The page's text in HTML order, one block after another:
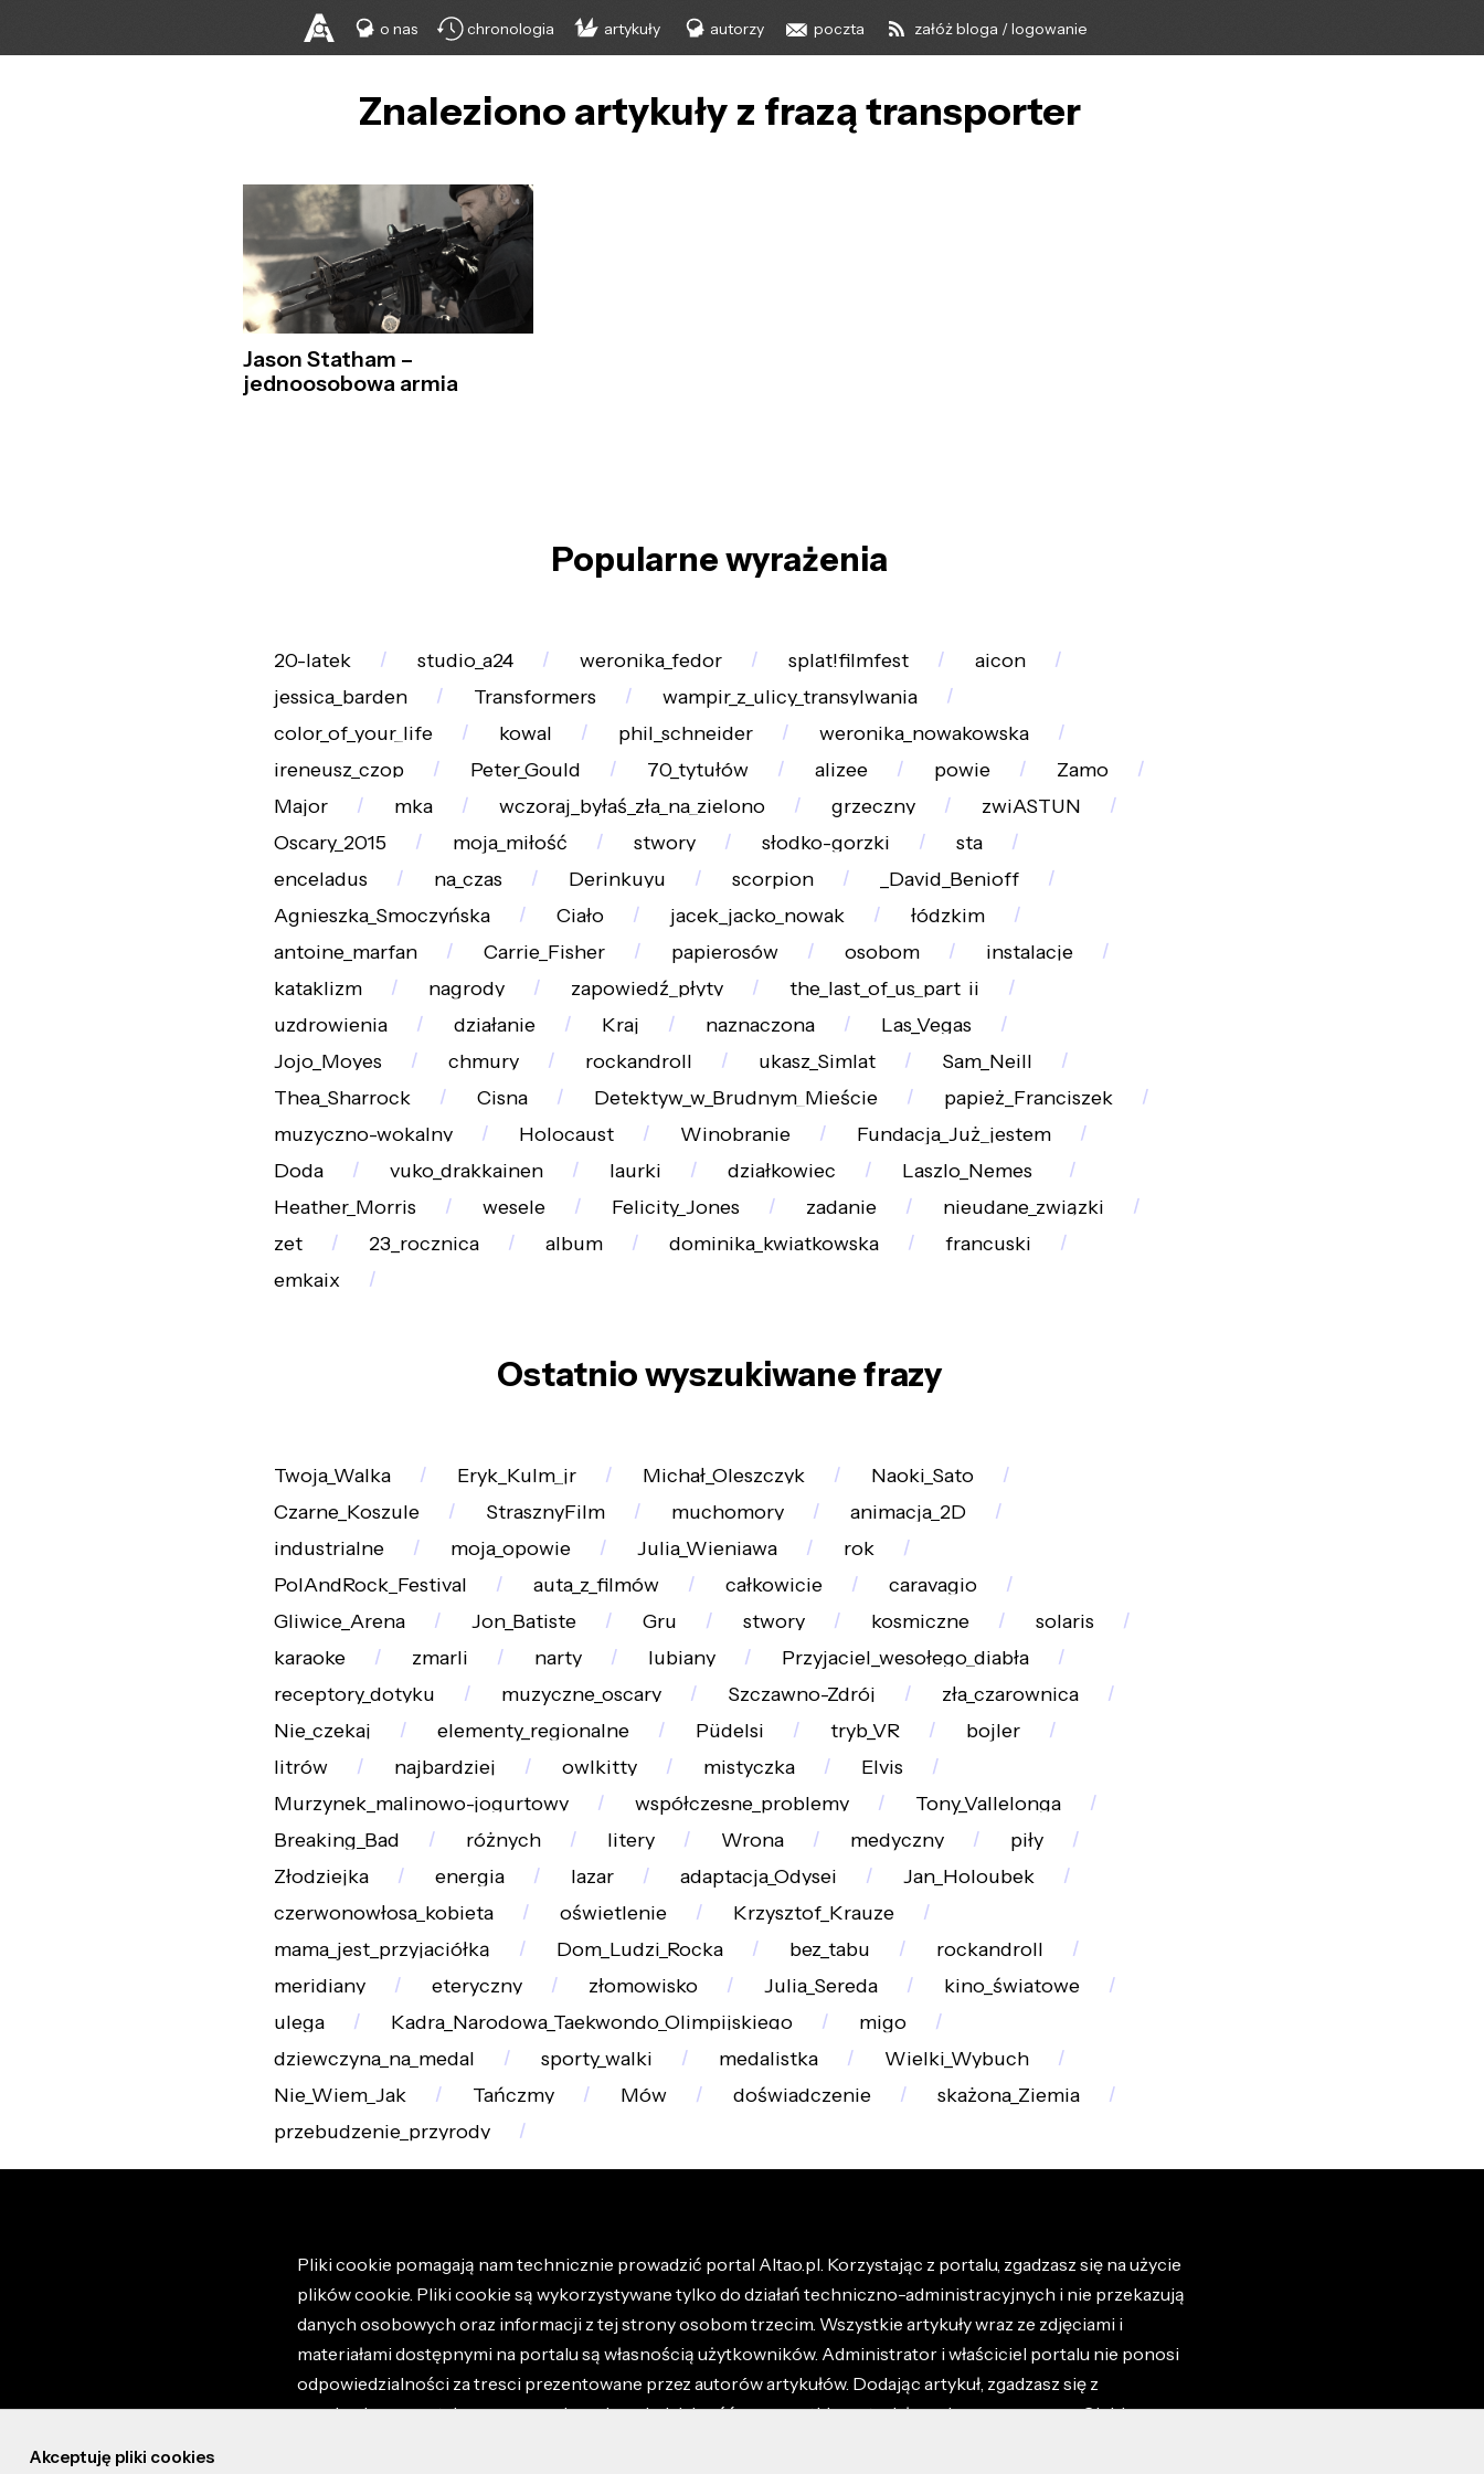
o nas chronologia artykuły autorzy poczta załóż bloga / logowanie
Znaleziono artykuły z frazą transporter
Jason Statham –
jednoosobowa armia
Popularne wyrażenia
20-latek studio_a24 weronika_fedor splat!filmfest
aicon
jessica_barden
Transformers
wampir_z_ulicy_transylwania
color_of_your_life
kowal phil_schneider
weronika_nowakowska
ireneusz_czop
Peter_Gould 70_tytułów alizee powie
Zamo
Major
mka wczoraj_byłaś_zła_na_zielono grzeczny
zwiASTUN
Oscary_2015
moja_miłość stwory słodko-gorzki
sta
enceladus
na_czas Derinkuyu scorpion
_David_Benioff
Agnieszka_Smoczyńska
Ciało jacek_jacko_nowak
łódzkim
antoine_marfan
Carrie_Fisher papierosów osobom
instalacje
kataklizm
nagrody zapowiedź_płyty
the_last_of_us_part_ii
uzdrowienia
działanie Kraj naznaczona
Las_Vegas
Jojo_Moyes
chmury rockandroll ukasz_Simlat
Sam_Neill
Thea_Sharrock
Cisna Detektyw_w_Brudnym_Mieście
papież_Franciszek
muzyczno-wokalny
Holocaust Winobranie
Fundacja_Już_jestem
Doda
vuko_drakkainen laurki działkowiec
Laszlo_Nemes_
Heather_Morris
wesele Felicity_Jones zadanie
nieudane_związki
zet
23_rocznica album dominika_kwiatkowska
francuski
emkaix
Ostatnio wyszukiwane frazy
Twoja_Walka Eryk_Kulm_jr Michał_Oleszczyk
Naoki_Sato
Czarne_Koszule
StrasznyFilm muchomory
animacja_2D
industrialne
moja_opowie Julia_Wieniawa
rok
PolAndRock_Festival
auta_z_filmów całkowicie
caravagio
Gliwice_Arena
Jon_Batiste Gru stwory kosmiczne
solaris
karaoke
zmarli narty lubiany
Przyjaciel_wesołego_diabła
receptory_dotyku
muzyczne_oscary Szczawno-Zdrój
zła_czarownica
Nie_czekaj
elementy_regionalne Püdelsi tryb_VR
bojler
litrów
najbardziej owlkitty mistyczka
Elvis
Murzynek_malinowo-jogurtowy
współczesne_problemy
Tony_Vallelonga
Breaking_Bad
różnych litery Wrona medyczny
piły
Złodziejka
energia lazar adaptacja_Odysei
Jan_Holoubek
czerwonowłosa_kobieta
oświetlenie
Krzysztof_Krauze
mama_jest_przyjaciółką
Dom_Ludzi_Rocka bez_tabu
rockandroll
meridiany
eteryczny złomowisko Julia_Sereda
kino_światowe
ulega
Kadra_Narodowa_Taekwondo_Olimpijskiego
migo
dziewczyna_na_medal
sporty_walki medalistka
Wielki_Wybuch
Nie_Wiem_Jak
Tańczmy Mów doświadczenie
skażona_Ziemia
przebudzenie_przyrody
Pliki cookie pomagają nam technicznie prowadzić portal Altao.pl. Korzystając z portalu, zgadzasz się na użycie
plików cookie. Pliki cookie są wykorzystywane tylko do działań techniczno-administracyjnych i nie przekazują
danych osobowych oraz informacji z tej strony osobom trzecim. Wszystkie artykuły wraz ze zdjęciami i
materiałami dostępnymi na portalu są własnością użytkowników. Administrator i właściciel portalu nie ponosi
odpowiedzialności za tresci prezentowane przez autorów artykułów. Dodając artykuł, zgadzasz się z
regulaminem portalu oraz ponosisz odpowiedzialność za wszystkie materiały umieszczone przez Ciebie na
Akceptuję pliki cookies